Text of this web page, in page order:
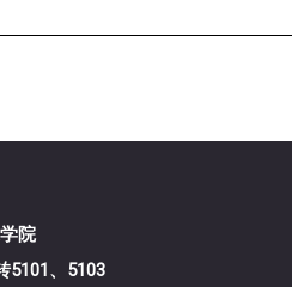
暨健康学院
5101、5103